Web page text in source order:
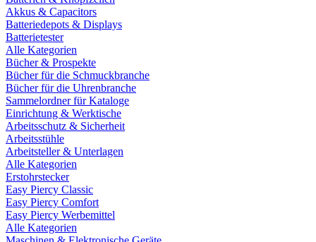
Akkus & Capacitors
Batteriedepots & Displays
Batterietester
Alle Kategorien
Bücher & Prospekte
Bücher für die Schmuckbranche
Bücher für die Uhrenbranche
Sammelordner für Kataloge
Einrichtung & Werktische
Arbeitsschutz & Sicherheit
Arbeitsstühle
Arbeitsteller & Unterlagen
Alle Kategorien
Erstohrstecker
Easy Piercy Classic
Easy Piercy Comfort
Easy Piercy Werbemittel
Alle Kategorien